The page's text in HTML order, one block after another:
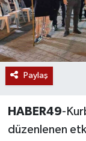
Paylaş
HABER49-
düzenlenen
Muş
Hasköy
Korkut
Malazgirt